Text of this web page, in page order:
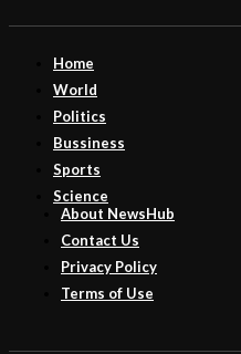
Home
World
Politics
Bussiness
Sports
Science
About NewsHub
Contact Us
Privacy Policy
Terms of Use